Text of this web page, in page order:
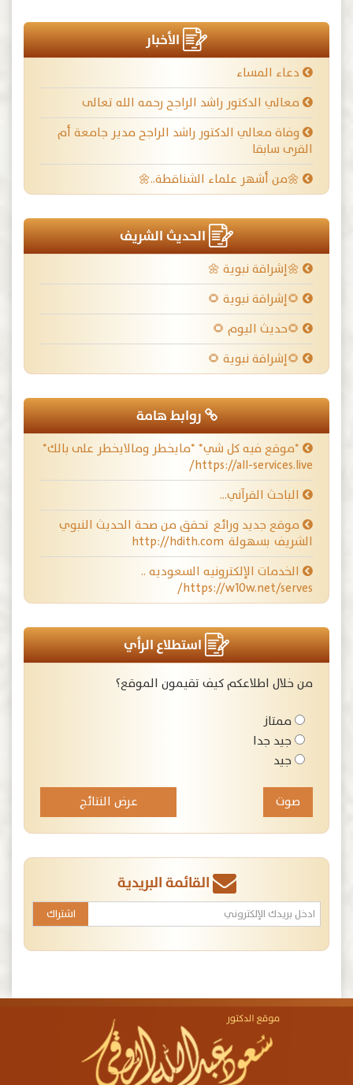
الأخبار
دعاء المساء
معالي الدكتور راشد الراجح رحمه الله تعالى
وفاة معالي الدكتور راشد الراجح مدير جامعة أم
القرى سابقا
🌼من أشهر علماء الشناقطة..🌼
الحديث الشريف
🌼إشراقة نبوية 🌼
🌻إشراقة نبوية 🌻
🌻حديث اليوم 🌻
🌻إشراقة نبوية 🌻
روابط هامة
*موقع فيه كل شي* *مايخطر ومالايخطر على بالك*
https://all-services.live/
الباحث القرآني…
موقع جديد ورائع تحقق من صحة الحديث النبوي
الشريف بسهولة http://hdith.com
الخدمات الإلكترونيه السعوديه ..
https://w10w.net/serves/
استطلاع الرأي
من خلال اطلاعكم كيف تقيمون الموقع؟
ممتاز
جيد جدا
جيد
عرض النتائج
القائمة البريدية